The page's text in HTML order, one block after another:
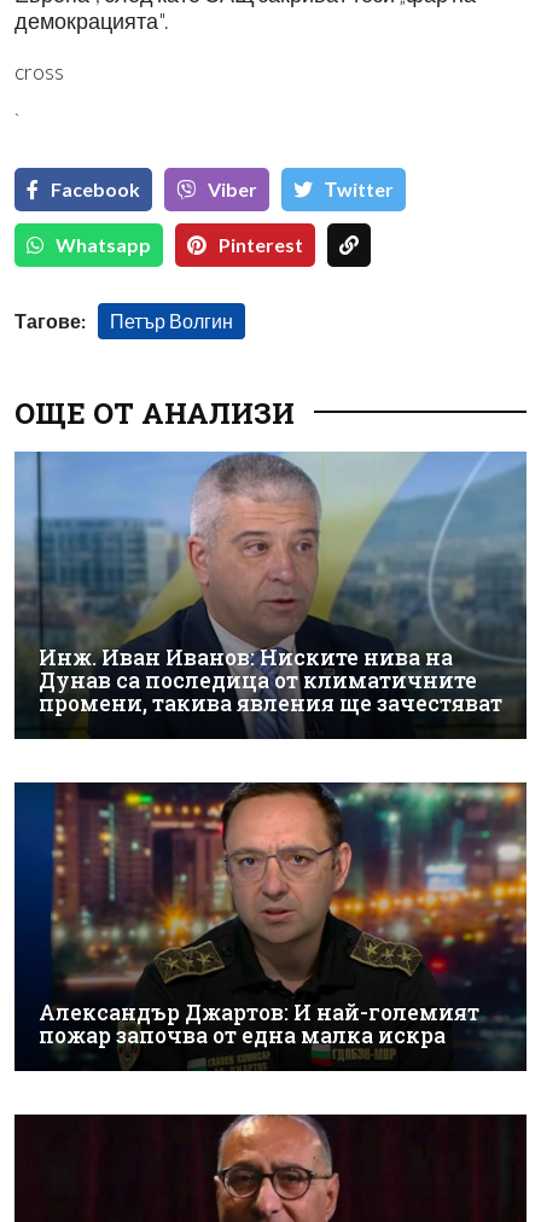
демокрацията".
cross
`
Facebook Viber Тwitter
Whatsapp Pinterest
Тагове: Петър Волгин
ОЩЕ ОТ АНАЛИЗИ
Инж. Иван Иванов: Ниските нива на
Дунав са последица от климатичните
промени, такива явления ще зачестяват
Александър Джартов: И най-големият
пожар започва от една малка искра